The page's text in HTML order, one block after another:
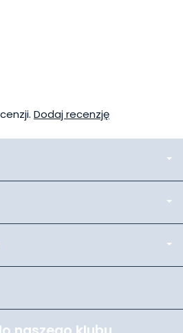
Dodaj recenzję